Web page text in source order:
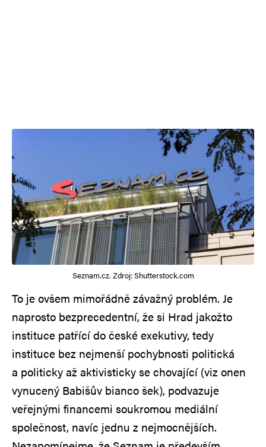
Seznam.cz. Zdroj: Shutterstock.com
To je ovšem mimořádně závažný problém. Je
naprosto bezprecedentní, že si Hrad jakožto
instituce patřící do české exekutivy, tedy
instituce bez nejmenší pochybnosti politická
a politicky až aktivisticky se chovající (viz onen
vynucený Babišův bianco šek), podvazuje
veřejnými financemi soukromou mediální
společnost, navíc jednu z nejmocnějších.